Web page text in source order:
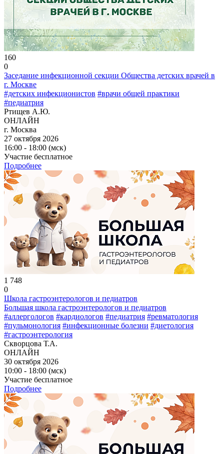
160
0
Заседание инфекционной секции Общества детских врачей в
г. Москве
#детских инфекционистов #врачи общей практики
#педиатрия
Ртищев А.Ю.
ОНЛАЙН
г. Москва
27 октября 2026
16:00 - 18:00 (мск)
Участие бесплатное
Подробнее
1 748
0
Школа гастроэнтерологов и педиатров
Большая школа гастроэнтерологов и педиатров
#аллергологов #кардиологов #педиатрия #ревматология
#пульмонология #инфекционные болезни #диетология
#гастроэнтерология
Скворцова Т.А.
ОНЛАЙН
30 октября 2026
10:00 - 18:00 (мск)
Участие бесплатное
Подробнее